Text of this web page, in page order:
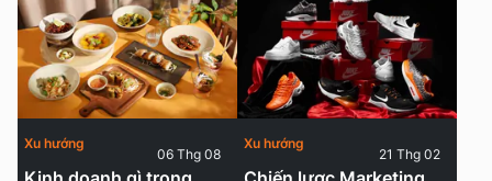
Xu hướng
06 Thg 08
Xu hướng
21 Thg 02